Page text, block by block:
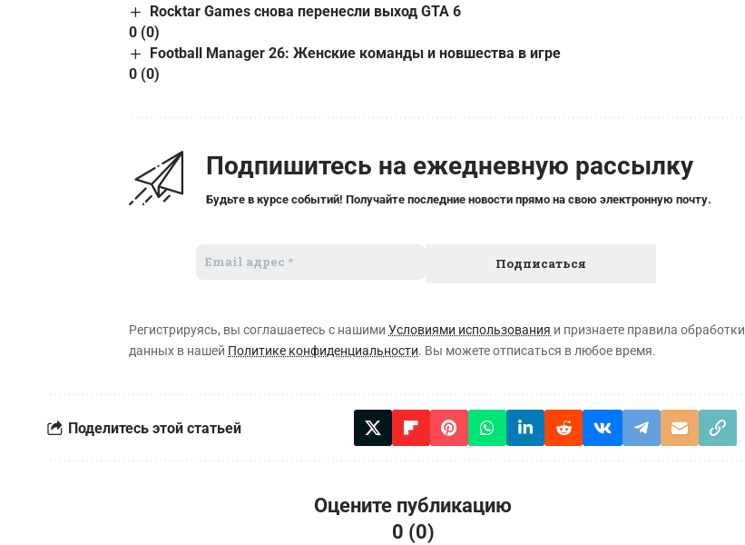
Rocktar Games снова перенесли выход GTA 6
0 (0)
Football Manager 26: Женские команды и новшества в игре
0 (0)
Подпишитесь на ежедневную рассылку
Будьте в курсе событий! Получайте последние новости прямо на свою электронную почту.
Регистрируясь, вы соглашаетесь с нашими Условиями использования и признаете правила обработки
данных в нашей Политике конфиденциальности. Вы можете отписаться в любое время.
Поделитесь этой статьей
Оцените публикацию
0 (0)